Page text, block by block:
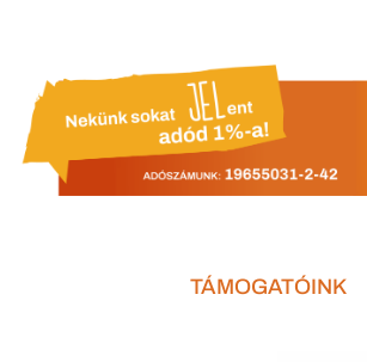
TÁMOGATÓINK